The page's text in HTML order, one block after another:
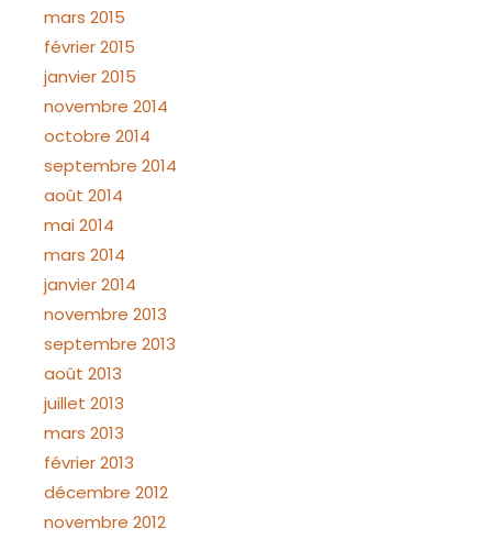
mars 2015
février 2015
janvier 2015
novembre 2014
octobre 2014
septembre 2014
août 2014
mai 2014
mars 2014
janvier 2014
novembre 2013
septembre 2013
août 2013
juillet 2013
mars 2013
février 2013
décembre 2012
novembre 2012